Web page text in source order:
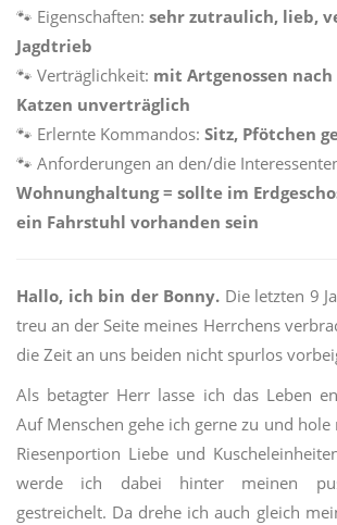
🐾 Eigenschaften: sehr zutraulich, lieb,
Jagdtrieb
🐾 Verträglichkeit: mit Artgenossen
Katzen unverträglich
🐾 Erlernte Kommandos: Sitz, Pfötchen
🐾 Anforderungen an den/die
Wohnunghaltung = sollte im
ein Fahrstuhl vorhanden sein
Hallo, ich bin der Bonny. Die letzten 9
treu an der Seite meines Herrchens
die Zeit an uns beiden nicht spurlos
Als betagter Herr lasse ich das Leben
Auf Menschen gehe ich gerne zu und
Riesenportion Liebe und
werde ich dabei hinter meinen
gestreichelt. Da drehe ich auch gleich